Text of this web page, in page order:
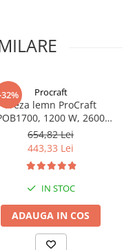
Procraft
Freza lemn ProCraft
1200 W, 2600
Rpm cu 12 freze pentru
lemn incluse in pachet
654,82 Lei
443,33 Lei
IN STOC
ADAUGA IN COS